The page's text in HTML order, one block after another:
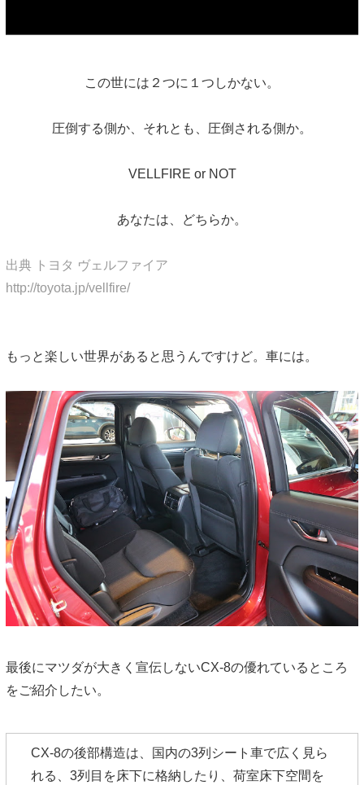
この世には２つに１つしかない。
圧倒する側か、それとも、圧倒される側か。
VELLFIRE or NOT
あなたは、どちらか。
出典 トヨタ ヴェルファイア
http://toyota.jp/vellfire/
もっと楽しい世界があると思うんですけど。車には。
最後にマツダが大きく宣伝しないCX-8の優れているところ
をご紹介したい。
CX-8の後部構造は、国内の3列シート車で広く見ら
れる、3列目を床下に格納したり、荷室床下空間を